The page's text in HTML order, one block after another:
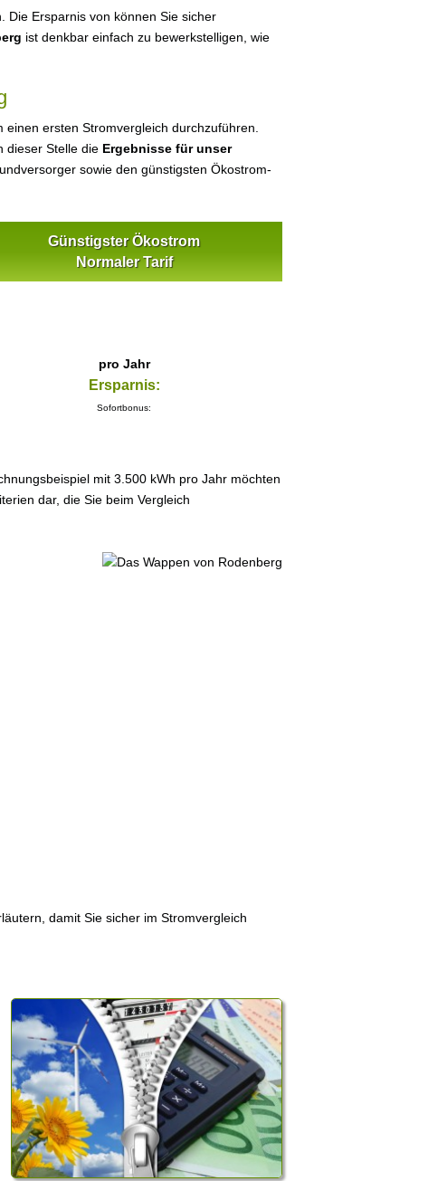
Die Ersparnis von können Sie sicher
ist denkbar einfach zu bewerkstelligen, wie
einen ersten Stromvergleich durchzuführen.
dieser Stelle die Ergebnisse für unser
sowie den günstigsten Ökostrom-
Günstigster Ökostrom
Normaler Tarif
pro Jahr
Ersparnis:
Sofortbonus:
mit 3.500 kWh pro Jahr möchten
dar, die Sie beim Vergleich
damit Sie sicher im Stromvergleich